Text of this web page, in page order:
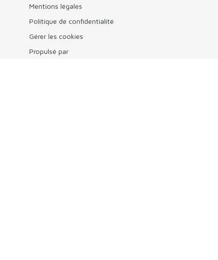
Mentions légales
Politique de confidentialité
Gérer les cookies
Propulsé par